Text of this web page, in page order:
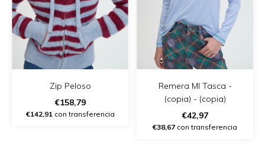
Zip Peloso
€158,79
€142,91con transferencia
Remera Ml Tasca -
(copia) - (copia)
€42,97
€38,67 con transferencia